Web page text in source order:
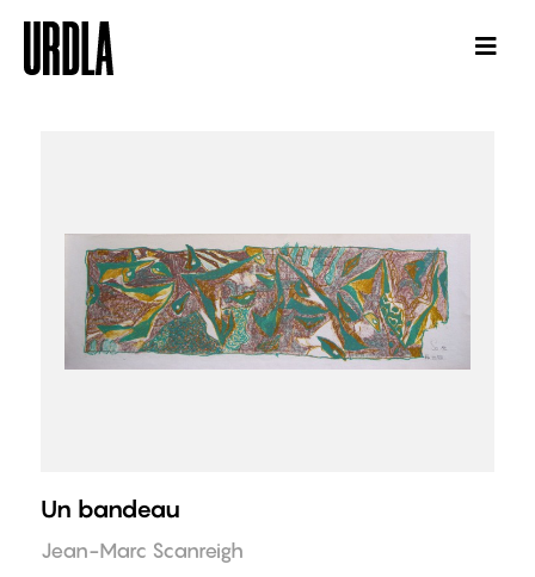
Un bandeau
Jean-Marc Scanreigh